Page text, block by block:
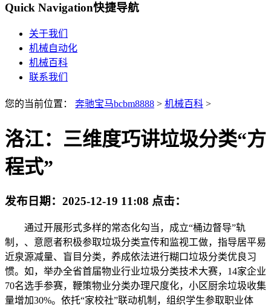
Quick Navigation快捷导航
关于我们
机械自动化
机械百科
联系我们
您的当前位置： 奔驰宝马bcbm8888 > 机械百科 >
洛江：三维度巧讲垃圾分类“方
程式”
发布日期： 2025-12-19 11:08 点击：
通过开展形式多样的常态化勾当，成立“桶边督导”轨
制，、意愿者积极参取垃圾分类宣传和监视工做，指导居平易
近泉源减量、盲目分类，养成依法进行糊口垃圾分类优良习
惯。如，举办全省首届物业行业垃圾分类技术大赛，14家企业
70名选手参赛，鞭策物业分类办理尺度化，小区厨余垃圾收集
量增加30%。依托“家校社”联动机制，组织学生参取职业体